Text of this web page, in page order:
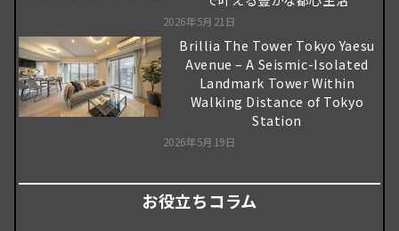
2026年5月21日
Brillia The Tower Tokyo Yaesu
Avenue – A Seismic-Isolated
Landmark Tower Within
Walking Distance of Tokyo
Station
2026年5月19日
お役立ちコラム